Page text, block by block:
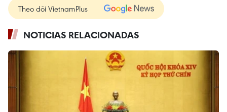
Theo dõi VietnamPlus
NOTICIAS RELACIONADAS